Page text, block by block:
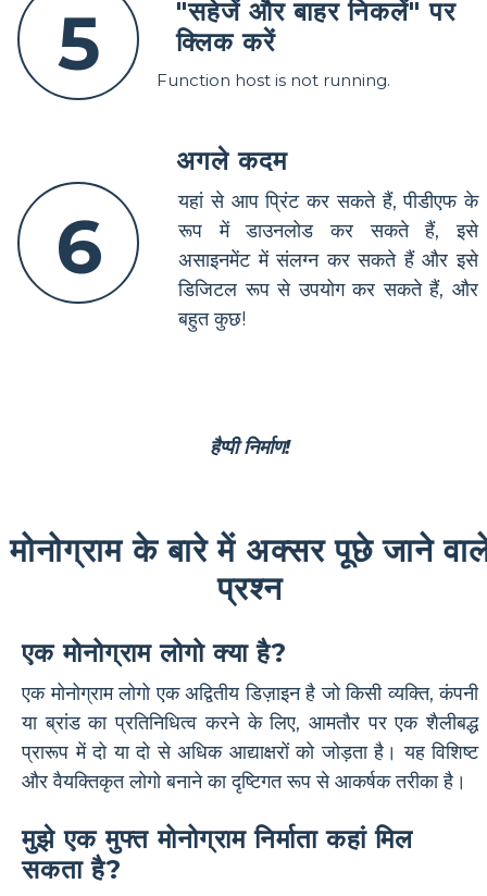
5
"सहेजें और बाहर निकलें" पर
क्लिक करें
Function host is not running.
6
अगले कदम
यहां से आप प्रिंट कर सकते हैं, पीडीएफ के
रूप में डाउनलोड कर सकते हैं, इसे
असाइनमेंट में संलग्न कर सकते हैं और इसे
डिजिटल रूप से उपयोग कर सकते हैं, और
बहुत कुछ!
हैप्पी निर्माण!
मोनोग्राम के बारे में अक्सर पूछे जाने
प्रश्न
एक मोनोग्राम लोगो क्या है?
एक मोनोग्राम लोगो एक अद्वितीय डिज़ाइन है जो किसी व्यक्ति, कंपनी
या ब्रांड का प्रतिनिधित्व करने के लिए, आमतौर पर एक शैलीबद्ध
प्रारूप में दो या दो से अधिक आद्याक्षरों को जोड़ता है। यह विशिष्ट
और वैयक्तिकृत लोगो बनाने का दृष्टिगत रूप से आकर्षक तरीका है।
मुझे एक मुफ्त मोनोग्राम निर्माता कहां मिल
सकता है?